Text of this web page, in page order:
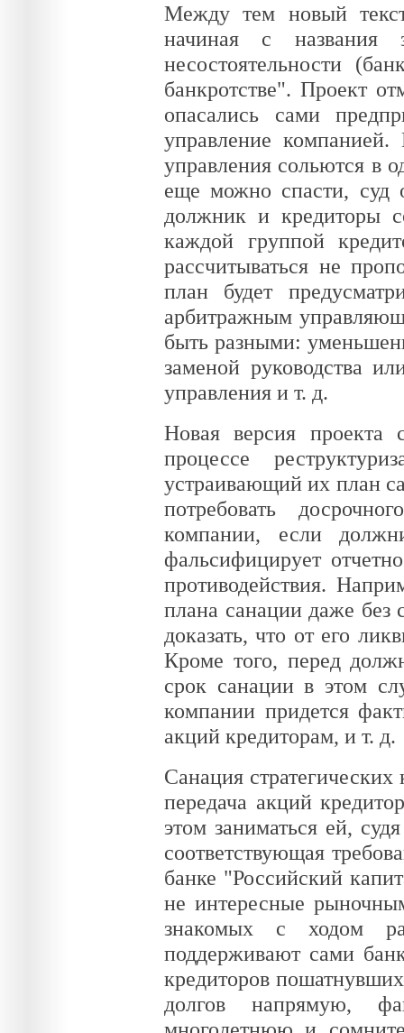
Между тем новый
начиная с
несостоятельности
банкротстве". Проект
опасались сами
управление
управления сольются в
еще можно спасти, суд
должник и кредиторы
каждой группой
рассчитываться не
план будет
арбитражным
быть разными:
заменой руководства
управления и т. д.
Новая версия проекта
процессе
устраивающий их план
потребовать
компании, если
фальсифицирует
противодействия.
плана санации даже без
доказать, что от его
Кроме того, перед
срок санации в этом
компании придется
акций кредиторам, и т. д.
Санация
передача акций
этом заниматься ей,
соответствующая
банке "Российский
не интересные
знакомых с ходом
поддерживают сами
кредиторов
долгов напрямую,